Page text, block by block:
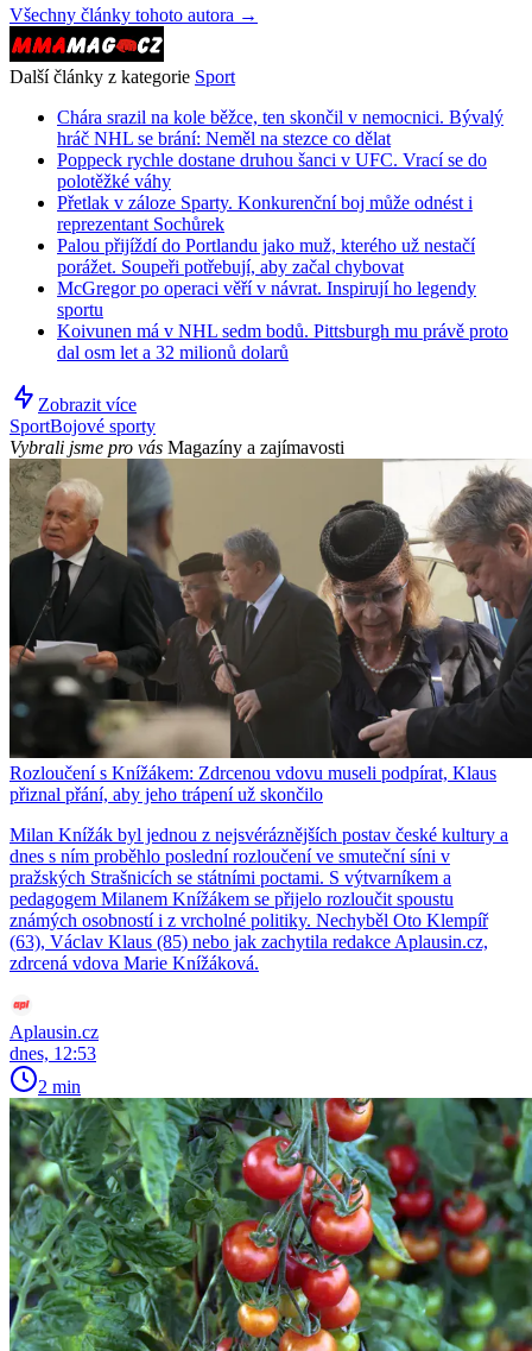
Všechny články tohoto autora →
Další články z kategorie Sport
Chára srazil na kole běžce, ten skončil v nemocnici. Bývalý
hráč NHL se brání: Neměl na stezce co dělat
Poppeck rychle dostane druhou šanci v UFC. Vrací se do
polotěžké váhy
Přetlak v záloze Sparty. Konkurenční boj může odnést i
reprezentant Sochůrek
Palou přijíždí do Portlandu jako muž, kterého už nestačí
porážet. Soupeři potřebují, aby začal chybovat
McGregor po operaci věří v návrat. Inspirují ho legendy
sportu
Koivunen má v NHL sedm bodů. Pittsburgh mu právě proto
dal osm let a 32 milionů dolarů
Zobrazit více
SportBojové sporty
Vybrali jsme pro vás Magazíny a zajímavosti
Rozloučení s Knížákem: Zdrcenou vdovu museli podpírat, Klaus
přiznal přání, aby jeho trápení už skončilo
Milan Knížák byl jednou z nejsvéráznějších postav české kultury a
dnes s ním proběhlo poslední rozloučení ve smuteční síni v
pražských Strašnicích se státními poctami. S výtvarníkem a
pedagogem Milanem Knížákem se přijelo rozloučit spoustu
známých osobností i z vrcholné politiky. Nechyběl Oto Klempíř
(63), Václav Klaus (85) nebo jak zachytila redakce Aplausin.cz,
zdrcená vdova Marie Knížáková.
Aplausin.cz
dnes, 12:53
2 min